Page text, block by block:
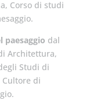
Corso di studi
paesaggio dal
Architettura,
Studi di
Cultore di